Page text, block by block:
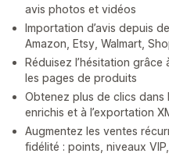
avis photos et vidéos
Importation d’avis depuis
Amazon, Etsy, Walmart,
Réduisez l’hésitation
les pages de produits
Obtenez plus de clics
enrichis et à l’exportation
Augmentez les ventes
fidélité : points, niveaux